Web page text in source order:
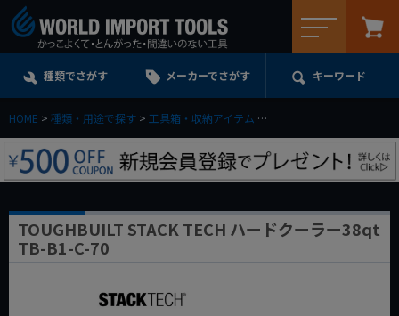
種類でさがす メーカーでさがす キーワード
HOME 種類・用途で探す 工具箱・収納アイテム
TOUGHBUILT STACK TECH ハードクーラー38qt
TB-B1-C-70